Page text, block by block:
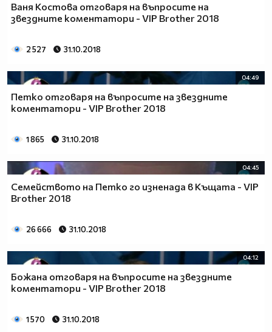
Ваня Костова отговаря на въпросите на
звездните коментатори - VIP Brother 2018
2 527 31.10.2018
04:49
Петко отговаря на въпросите на звездните
коментатори - VIP Brother 2018
1 865 31.10.2018
04:45
Семейството на Петко го изненада в Къщата - VIP
Brother 2018
26 666 31.10.2018
04:12
Божана отговаря на въпросите на звездните
коментатори - VIP Brother 2018
1 570 31.10.2018